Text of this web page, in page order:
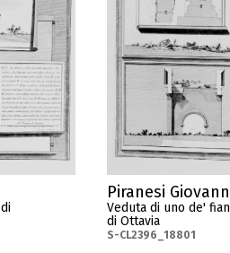
Piranesi
Veduta di uno de'
di Ottavia
S-CL2396_18801